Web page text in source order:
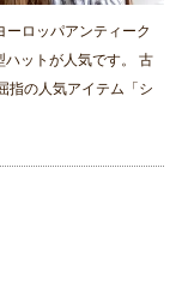
ロッパアンティーク
ットが人気です。 古
指の人気アイテム「シ